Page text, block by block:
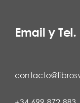
Email y